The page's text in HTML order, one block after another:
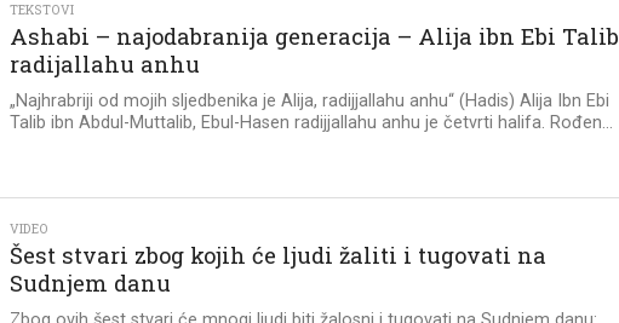
TEKSTOVI
Ashabi – najodabranija generacija – Alija ibn Ebi Talib
radijallahu anhu
„Najhrabriji od mojih sljedbenika je Alija, radijjallahu anhu“ (Hadis) Alija Ibn Ebi
Talib ibn Abdul-Muttalib, Ebul-Hasen radijjallahu anhu je četvrti halifa. Rođen...
VIDEO
Šest stvari zbog kojih će ljudi žaliti i tugovati na
Sudnjem danu